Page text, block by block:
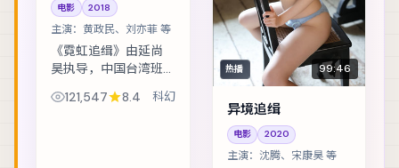
电影 2018
主演： 黄政民、刘亦菲 等
《霓虹追缉》由延尚
昊执导，中国台湾班
科幻。黑白两道同时
121,547 8.4 科幻
热播 99:46
异境追缉
电影 2020
主演： 沈腾、宋康昊 等